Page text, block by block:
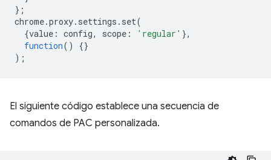
};
chrome.proxy. settings . set(
{value : config, scope : 'regular' },
function()
{}
);
El siguiente código establece una secuencia de
comandos de PAC personalizada.